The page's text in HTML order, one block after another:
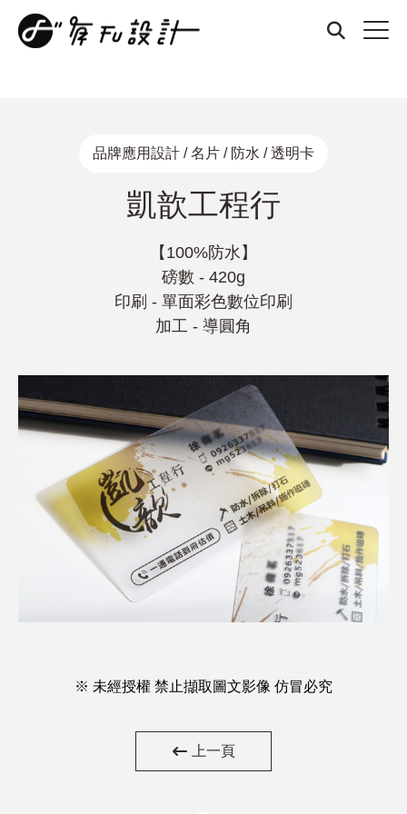
金名片、凹凸名片、質感名片、招牌設計、DM設計、菜單設
計、打凹名片、打凸名片、壓紋名片、LOGO設計
品牌應用設計 / 名片 / 防水 / 透明卡
凱歆工程行
【100%防水】
磅數 - 420g
印刷 - 單面彩色數位印刷
加工 - 導圓角
※ 未經授權 禁止擷取圖文影像 仿冒必究
上一頁